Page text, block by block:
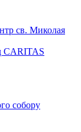
св. Миколая
CARITAS
собору